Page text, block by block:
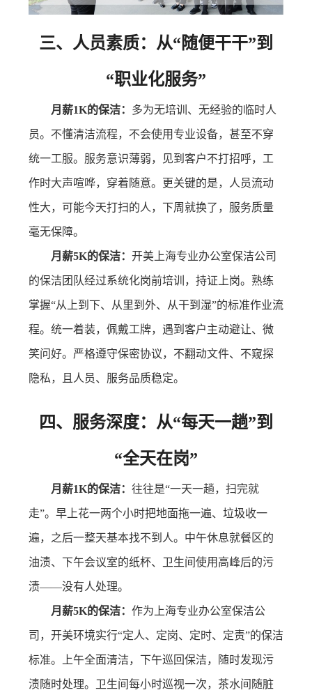
三、人员素质：从“随便干干”到
“职业化服务”
月薪1K的保洁： 多为无培训、无经验的临时人
员。不懂清洁流程，不会使用专业设备，甚至不穿
统一工服。服务意识薄弱，见到客户不打招呼，工
作时大声喧哗，穿着随意。更关键的是，人员流动
性大，可能今天打扫的人，下周就换了，服务质量
毫无保障。
月薪5K的保洁： 开美上海专业办公室保洁公司
的保洁团队经过系统化岗前培训，持证上岗。熟练
掌握“从上到下、从里到外、从干到湿”的标准作业流
程。统一着装，佩戴工牌，遇到客户主动避让、微
笑问好。严格遵守保密协议，不翻动文件、不窥探
隐私，且人员、服务品质稳定。
四、服务深度：从“每天一趟”到
“全天在岗”
月薪1K的保洁： 往往是“一天一趟，扫完就
走”。早上花一两个小时把地面拖一遍、垃圾收一
遍，之后一整天基本找不到人。中午休息就餐区的
油渍、下午会议室的纸杯、卫生间使用高峰后的污
渍——没有人处理。
月薪5K的保洁： 作为上海专业办公室保洁公
司，开美环境实行“定人、定岗、定时、定责”的保洁
标准。上午全面清洁，下午巡回保洁，随时发现污
渍随时处理。卫生间每小时巡视一次，茶水间随脏